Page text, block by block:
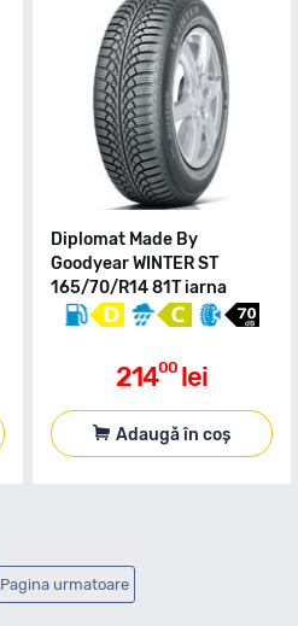
Diplomat Made By
Goodyear WINTER ST
165/70/R14 81T iarna
21400 lei
Adaugă în coș
Pagina urmatoare